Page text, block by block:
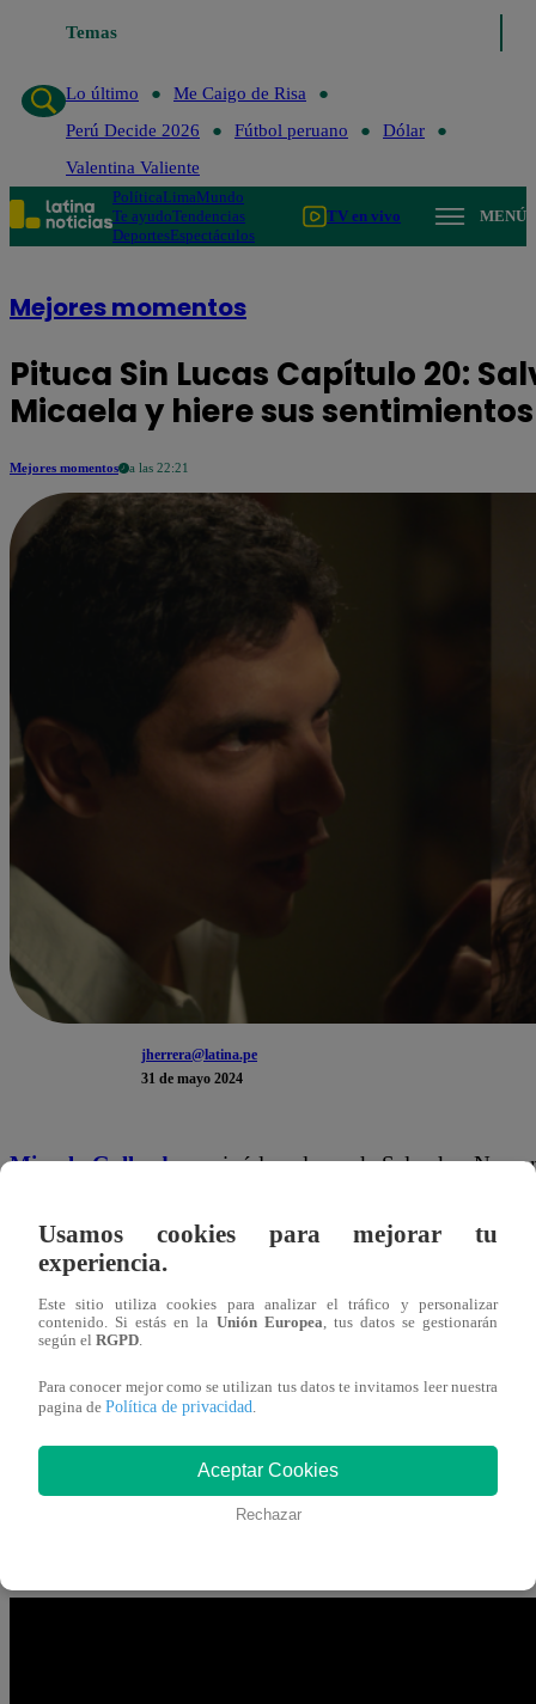
Temas
de Risa Perú Decide 2026
Lo último
Me Caigo de Risa
Perú Decide 2026
Fútbol peruano
Dólar
Valentina Valiente
PolíticaLimaMundo
Te ayudoTendencias
DeportesEspectáculos
TV en vivo MENÚ
Mejores momentos
Pituca Sin Lucas Capítulo 20:
Micaela y hiere sus
Mejores momentos a las 22:21
jherrera@latina.pe
31 de mayo 2024
Micaela Gallardo arruinó los planes de Salvador. No
estaba tan molesto con la situación, queno dudó en
TE PUEDE INTERESAR | Pituca sin Lucas
asegura que se muda con Manuel
“¿De verdad no te importa que se vaya a casar?”,fue
expresó furioso.
Lamentablemente lo peor llegaría después, con un
Usamos cookies para mejorar tu
experiencia.
Este sitio utiliza cookies para analizar el tráfico y personalizar
contenido. Si estás en la Unión Europea, tus datos se gestionarán
según el RGPD.
Para conocer mejor como se utilizan tus datos te invitamos leer nuestra
pagina de Política de privacidad.
Aceptar Cookies
Rechazar